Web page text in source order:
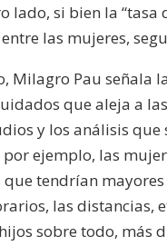
lado, si bien la “tasa
las mujeres,
Milagro Pau señala
que aleja a
y los análisis
ejemplo, las
tendrían
las distancias,
sobre todo, más